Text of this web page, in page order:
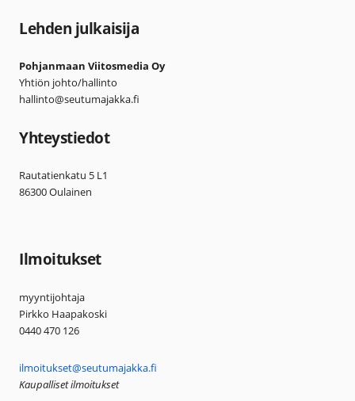
Lehden julkaisija
Pohjanmaan Viitosmedia Oy
Yhtiön johto/hallinto
hallinto@seutumajakka.fi
Yhteystiedot
Rautatienkatu 5 L1
86300 Oulainen
Ilmoitukset
myyntijohtaja
Pirkko Haapakoski
0440 470 126
ilmoitukset@seutumajakka.fi
Kaupalliset ilmoitukset